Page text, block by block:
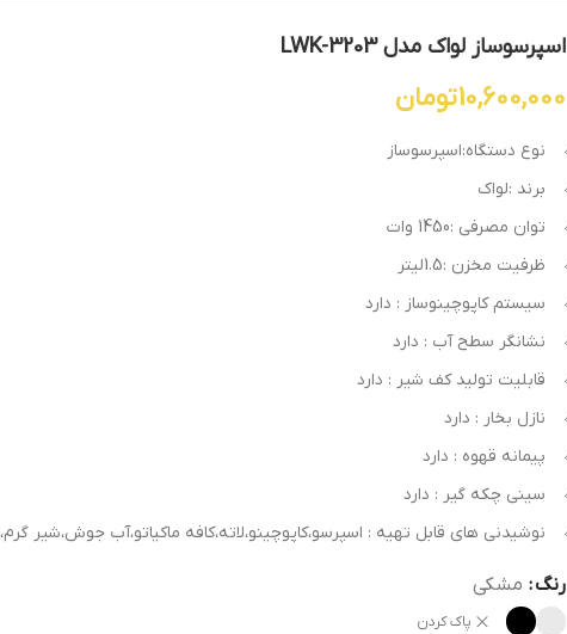
اسپرسوساز لواک مدل LWK-3203
10,600,000تومان
نوع دستگاه:اسپرسوساز
برند :لواک
توان مصرفی :1450 وات
ظرفیت مخزن :1.5لیتر
سیستم کاپوچینوساز : دارد
نشانگر سطح آب : دارد
قابلیت تولید کف شیر : دارد
نازل بخار : دارد
پیمانه قهوه : دارد
سینی چکه گیر : دارد
نوشیدنی های قابل تهیه : اسپرسو،کاپوچینو،لاته،کافه ماکیاتو،آب جوش،شیر
رنگ مشکی
پاک کردن